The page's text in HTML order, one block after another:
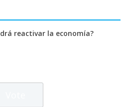
reactivar la economía?